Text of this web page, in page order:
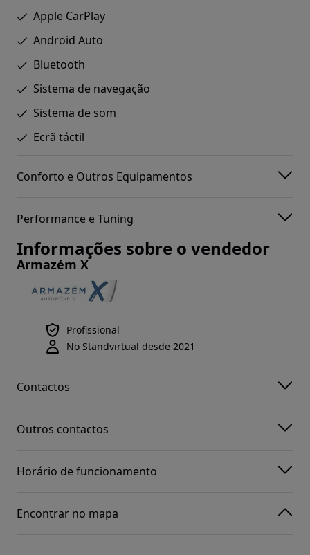
Apple CarPlay
Android Auto
Bluetooth
Sistema de navegação
Sistema de som
Ecrã táctil
Conforto e Outros Equipamentos
Performance e Tuning
Informações sobre o vendedor
Armazém X
Profissional
No Standvirtual desde 2021
Contactos
Outros contactos
Horário de funcionamento
Encontrar no mapa